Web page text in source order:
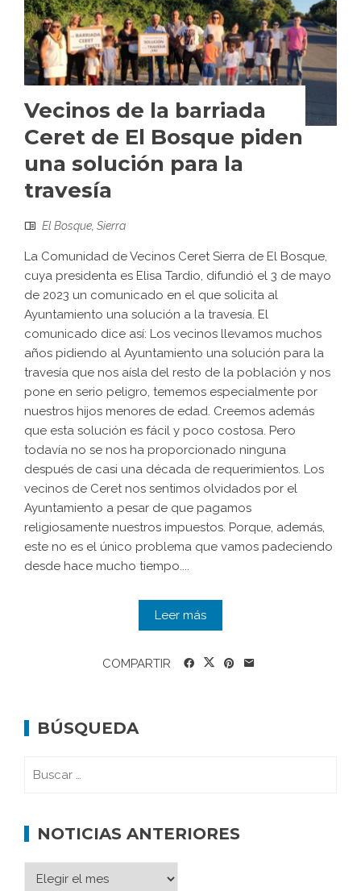
Vecinos de la barriada
Ceret de El Bosque piden
una solución para la
travesía
El Bosque, Sierra
La Comunidad de Vecinos Ceret Sierra de El Bosque,
cuya presidenta es Elisa Tardio, difundió el 3 de mayo
de 2023 un comunicado en el que solicita al
Ayuntamiento una solución a la travesía. El
comunicado dice así: Los vecinos llevamos muchos
años pidiendo al Ayuntamiento una solución para la
travesía que nos aísla del resto de la población y nos
pone en serio peligro, tememos especialmente por
nuestros hijos menores de edad. Creemos además
que esta solución es fácil y poco costosa. Pero
todavía no se nos ha proporcionado ninguna
después de casi una década de requerimientos. Los
vecinos de Ceret nos sentimos olvidados por el
Ayuntamiento a pesar de que pagamos
religiosamente nuestros impuestos. Porque, además,
este no es el único problema que vamos padeciendo
desde hace mucho tiempo....
Leer más
COMPARTIR
BÚSQUEDA
NOTICIAS ANTERIORES